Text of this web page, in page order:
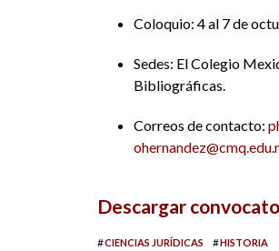
Coloquio: 4 al 7 de
Sedes: El Colegio
Bibliográficas.
Correos de contacto:
Descargar
#CIENCIAS JURÍDICAS #HISTORIA